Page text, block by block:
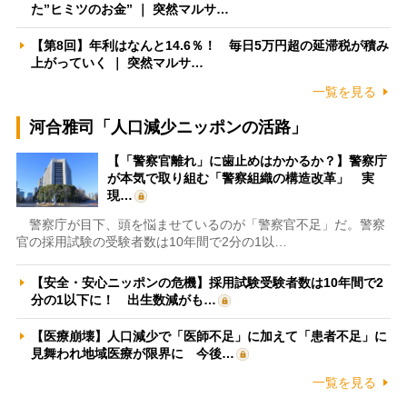
た”ヒミツのお金” ｜ 突然マルサ…
【第8回】年利はなんと14.6％！ 毎日5万円超の延滞税が積み
上がっていく ｜ 突然マルサ…
一覧を見る
河合雅司「人口減少ニッポンの活路」
【「警察官離れ」に歯止めはかかるか？】警察庁
が本気で取り組む「警察組織の構造改革」 実
現…
警察庁が目下、頭を悩ませているのが「警察官不足」だ。警察
官の採用試験の受験者数は10年間で2分の1以…
【安全・安心ニッポンの危機】採用試験受験者数は10年間で2
分の1以下に！ 出生数減がも…
【医療崩壊】人口減少で「医師不足」に加えて「患者不足」に
見舞われ地域医療が限界に 今後…
一覧を見る